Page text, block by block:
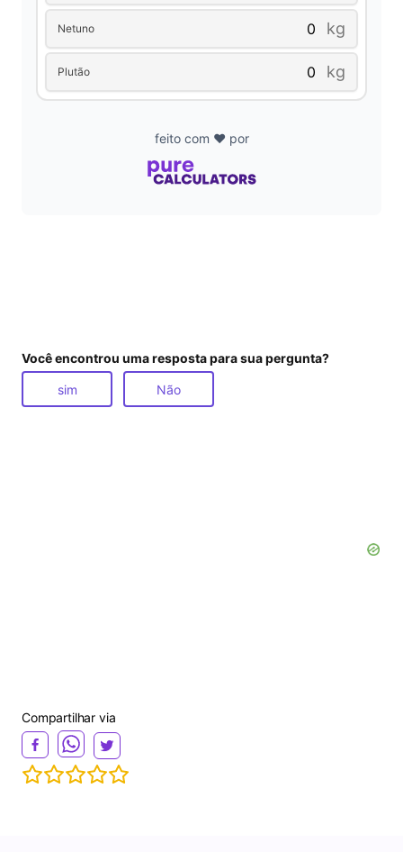
Netuno kg
Plutão kg
feito com ❤️ por
Você encontrou uma resposta para sua pergunta?
sim Não
Compartilhar via